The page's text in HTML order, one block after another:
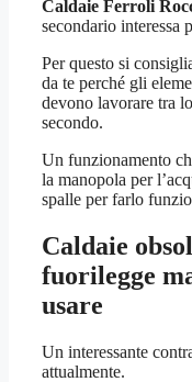
Caldaie Ferroli
secondario interessa
Per questo si
da te perché gli
devono lavorare tra
secondo.
Un funzionamento
la manopola per
spalle per farlo
Caldaie
fuorilegge
usare
Un interessante
attualmente.